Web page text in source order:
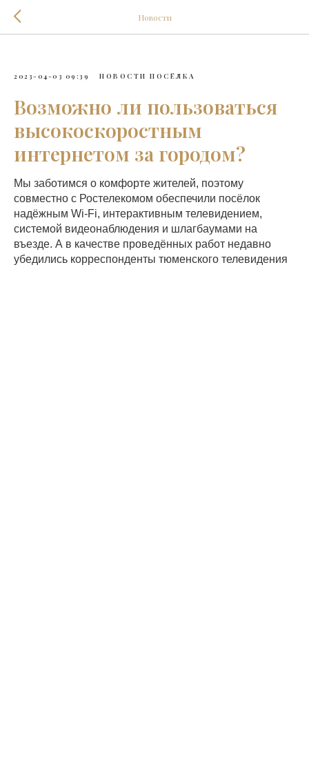
Новости
2023-04-03 09:39 НОВОСТИ ПОСЁЛКА
Возможно ли пользоваться
высокоскоростным
интернетом за городом?
Мы заботимся о комфорте жителей, поэтому
совместно с Ростелекомом обеспечили посёлок
надёжным Wi-Fi, интерактивным телевидением,
системой видеонаблюдения и шлагбаумами на
въезде. А в качестве проведённых работ недавно
убедились корреспонденты тюменского телевидения